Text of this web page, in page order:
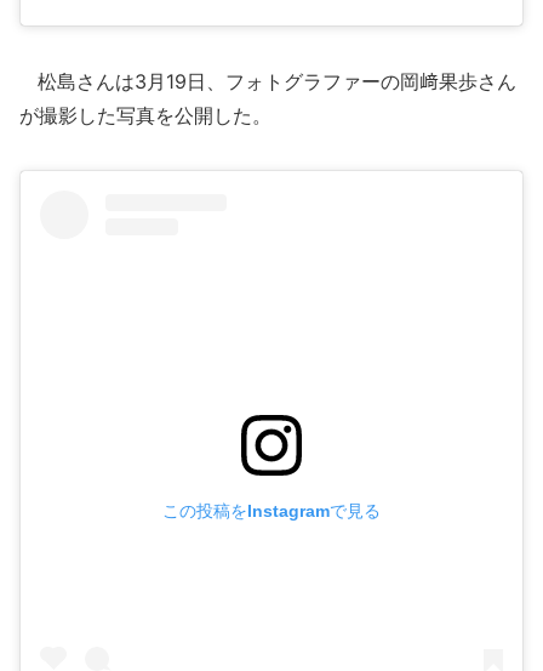
松島さんは3月19日、フォトグラファーの岡﨑果歩さん
が撮影した写真を公開した。
この投稿をInstagramで見る